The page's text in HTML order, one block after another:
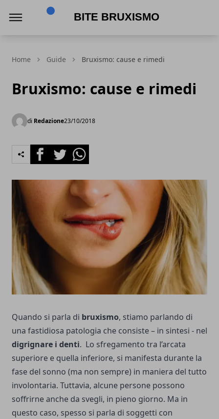
Home Guide Bruxismo: cause e rimedi
Bruxismo: cause e rimedi
di Redazione23/10/2018
FacebookTwitterWhatsapp
Quando si parla di bruxismo, stiamo parlando di
una fastidiosa patologia che consiste – in sintesi - nel
digrignare i denti. Lo sfregamento tra l’arcata
superiore e quella inferiore, si manifesta durante la
fase del sonno (ma non sempre) in maniera del tutto
involontaria. Tuttavia, alcune persone possono
soffrirne anche da svegli, in pieno giorno. Ma in
questo caso, spesso si parla di soggetti con